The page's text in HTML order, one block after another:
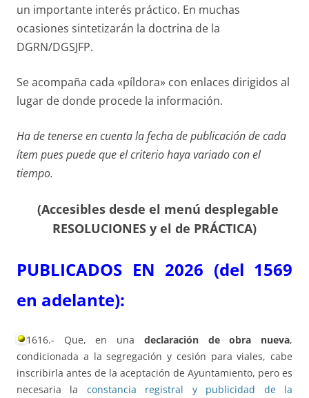
un importante interés práctico. En muchas
ocasiones sintetizarán la doctrina de la
DGRN/DGSJFP.
Se acompaña cada «píldora» con enlaces dirigidos al
lugar de donde procede la información.
Ha de tenerse en cuenta la fecha de publicación de cada
ítem pues puede que el criterio haya variado con el
tiempo.
(Accesibles desde el menú desplegable
RESOLUCIONES y el de PRÁCTICA)
PUBLICADOS EN 2026 (del 1569
en adelante):
1616.- Que, en una declaración de obra nueva,
condicionada a la segregación y cesión para viales, cabe
inscribirla antes de la aceptación de Ayuntamiento, pero es
necesaria la constancia registral y publicidad de la